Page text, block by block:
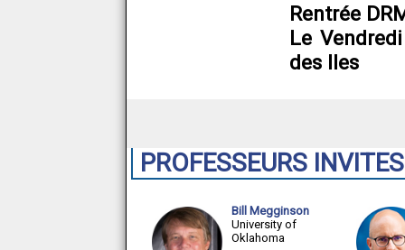
Rentrée
Le
des Iles
PROFESSEURS INVITES
Bill Megginson
University of
Oklahoma